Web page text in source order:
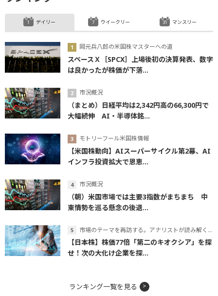
デイリー
岡元兵八郎の米国株マスターへの道
スペースＸ［SPCX］上場後初の決算発表、数字
は良かったが株価が下落...
市況概況
（まとめ）日経平均は2,342円高の66,300円で
大幅続伸 AI・半導体銘...
モトリーフール米国株情報
【米国株動向】AIスーパーサイクル第2幕、AI
インフラ投資拡大で恩恵...
市況概況
（朝）米国市場では主要3指数がまちまち 中
東情勢を巡る懸念の後退...
市場のテーマを再訪する。アナリストが読み解くテーマの本質
【日本株】株価77倍「第二のキオクシア」を探
せ！次の大化け企業を探...
ウイークリー マンスリー
ランキング一覧を見る